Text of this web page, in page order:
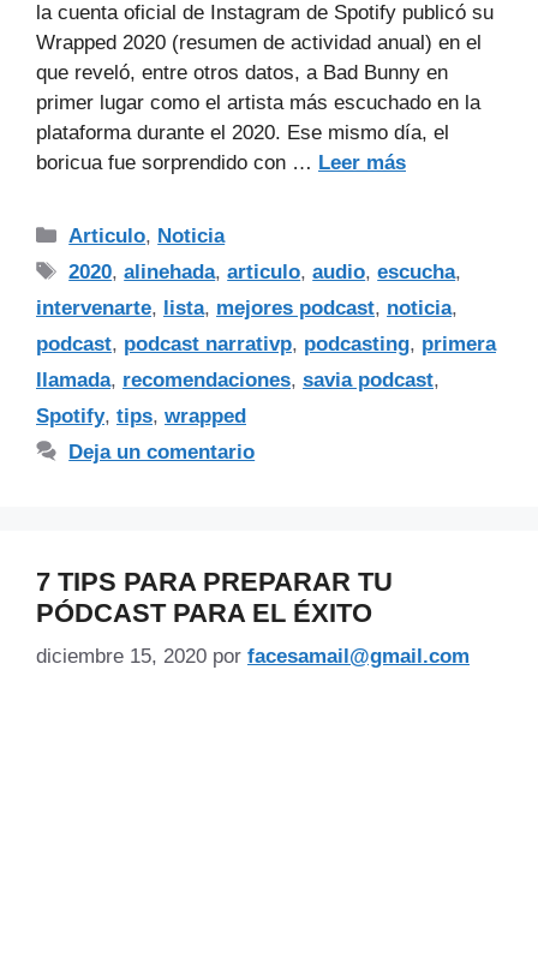
la cuenta oficial de Instagram de Spotify publicó su
Wrapped 2020 (resumen de actividad anual) en el
que reveló, entre otros datos, a Bad Bunny en
primer lugar como el artista más escuchado en la
plataforma durante el 2020. Ese mismo día, el
boricua fue sorprendido con … Leer más
Articulo, Noticia
2020,alinehada,articulo,audio,escucha,
intervenarte, lista, mejores podcast, noticia,
podcast, podcast narrativp, podcasting, primera
llamada, recomendaciones, savia podcast,
Spotify, tips, wrapped
Deja un comentario
7 TIPS PARA PREPARAR TU
PÓDCAST PARA EL ÉXITO
diciembre 15, 2020 por facesamail@gmail.com